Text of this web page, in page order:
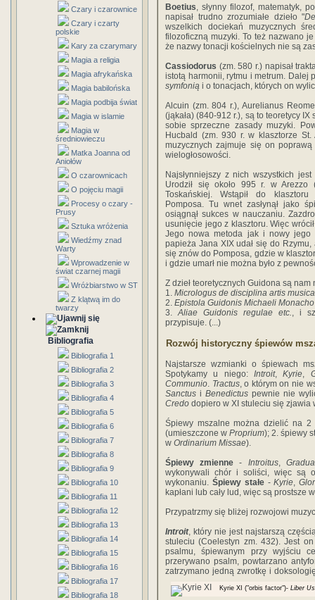
Czary i czarownice
Czary i czarty
polskie
Kary za czarymary
Magia a religia
Magia afrykańska
Magia babilońska
Magia podbija świat
Magia w islamie
Magia w
średniowieczu
Matka Joanna od
Aniołów
O czarownicach
O pojęciu magii
Procesy o czary -
Prusy
Sztuka wróżenia
Wiedźmy znad
Warty
Wprowadzenie w
świat czarnej magii
Wróżbiarstwo w ST
Z klątwą im do
twarzy
Bibliografia
Bibliografia 1
Bibliografia 2
Bibliografia 3
Bibliografia 4
Bibliografia 5
Bibliografia 6
Bibliografia 7
Bibliografia 8
Bibliografia 9
Bibliografia 10
Bibliografia 11
Bibliografia 12
Bibliografia 13
Bibliografia 14
Bibliografia 15
Bibliografia 16
Bibliografia 17
Bibliografia 18
Boetius, słynny filozof, matematyk,
napisał trudno zrozumiałe dzieło "
wszelkich dociekań muzycznych
filozoficzną muzyki. To też nazwano
że nazwy tonacji kościelnych nie są
Cassiodorus (zm. 580 r.) napisał
istotą harmonii, rytmu i metrum. Dalej
symfonią i o tonacjach, których on
Alcuin (zm. 804 r.), Aurelianus
(jąkała) (840-912 r.), są to teoretycy
sobie sprzeczne zasady muzyki.
Hucbald (zm. 930 r. w klasztorze
muzycznych zajmuje się on
wielogłosowości.
Najsłynniejszy z nich wszystkich jest
Urodził się około 995 r. w Arezzo
Toskańskiej. Wstąpił do klasztoru
Pomposa. Tu wnet zasłynął jako
osiągnął sukces w nauczaniu.
usunięcie jego z klasztoru. Więc
Jego nowa metoda jak i nowy jego
papieża Jana XIX udał się do
się znów do Pomposa, gdzie w
i gdzie umarł nie można było z
Z dzieł teoretycznych Guidona są nam
1. Micrologus de disciplina artis
2. Epistola Guidonis Michaeli
3.Aliae Guidonis regulae etc., i
przypisuje. (...)
Rozwój historyczny śpiewów
Najstarsze wzmianki o śpiewach
Spotykamy u niego:Introit,Kyrie,
Communio. Tractus, o którym on nie
Sanctus i Benedictuspewnie nie
Credo dopiero w XI stuleciu się zjawia
Śpiewy mszalne można dzielić na
(umieszczone w Proprium); 2. śpiewy
w Ordinarium Missae).
Śpiewy zmienne - Introitus,
wykonywali chór i soliści, więc są
wykonaniu. Śpiewy stałe-Kyrie,
kapłani lub cały lud, więc są prostsze
Przypatrzmy się bliżej rozwojowi
Introit, który nie jest najstarszą
stuleciu (Coelestyn zm. 432). Jest
psalmu, śpiewanym przy wyjściu
przerywano psalm, powtarzano
zatrzymano jedną zwrotkę i
Kyrie XI ("orbis factor")- Liber